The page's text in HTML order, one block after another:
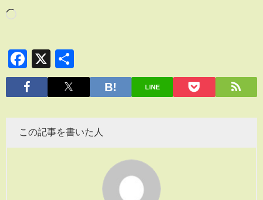
Facebook
X
有
LINE
この記事を書いた人